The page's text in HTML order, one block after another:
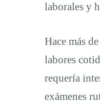
que
vive
laborales y
Hace más
labores
requería
exámenes